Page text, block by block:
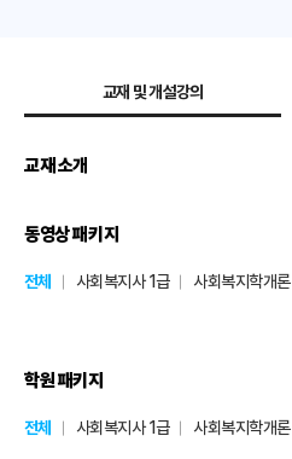
교재 및 개설강의
교재 소개
동영상 패키지
전체 사회복지사 1급 사회복지학개론
학원 패키지
전체 사회복지사 1급 사회복지학개론